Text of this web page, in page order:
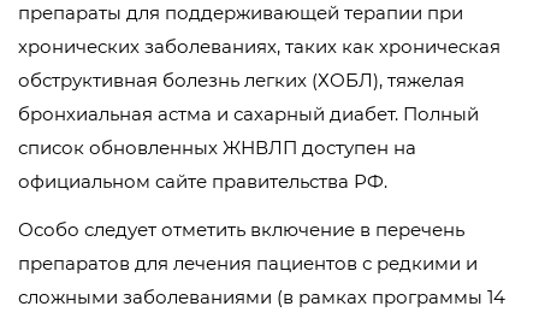
препараты для поддерживающей терапии при
хронических заболеваниях, таких как хроническая
обструктивная болезнь легких (ХОБЛ), тяжелая
бронхиальная астма и сахарный диабет. Полный
список обновленных ЖНВЛП доступен на
официальном сайте правительства РФ.
Особо следует отметить включение в перечень
препаратов для лечения пациентов с редкими и
сложными заболеваниями (в рамках программы 14